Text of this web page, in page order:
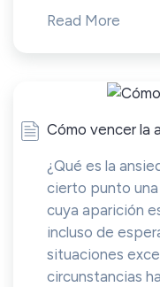
Read More
Cómo vencer la
¿Qué es la
cierto punto
cuya aparición
incluso de
situaciones
circunstancias